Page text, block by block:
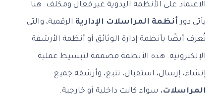
الاعتماد على الأنظمة اليدوية غير فعال ومكلف. هنا
يأتي دورأنظمة المراسلات الإدارية الرقمية، والتي
تُعرف أيضًا بأنظمة إدارة الوثائق أو أنظمة الأرشفة
الإلكترونية. هذه الأنظمة مصممة لتبسيط عملية
إنشاء، إرسال، استقبال، تتبع، وأرشفة جميع
المراسلات، سواء كانت داخلية أو خارجية.